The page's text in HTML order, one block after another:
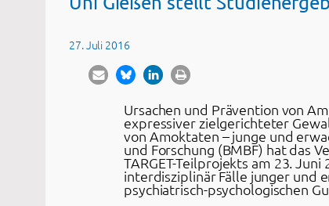
27. Juli 2016
Ursachen und Prävention von
expressiver zielgerichteter
von Amoktaten – junge und
und Forschung (BMBF) hat das
TARGET-Teilprojekts am 23.
interdisziplinär Fälle junger und
psychiatrisch-psychologischen